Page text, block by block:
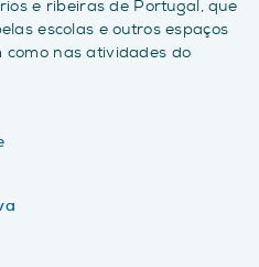
e ribeiras de Portugal, que
escolas e outros espaços
como nas atividades do